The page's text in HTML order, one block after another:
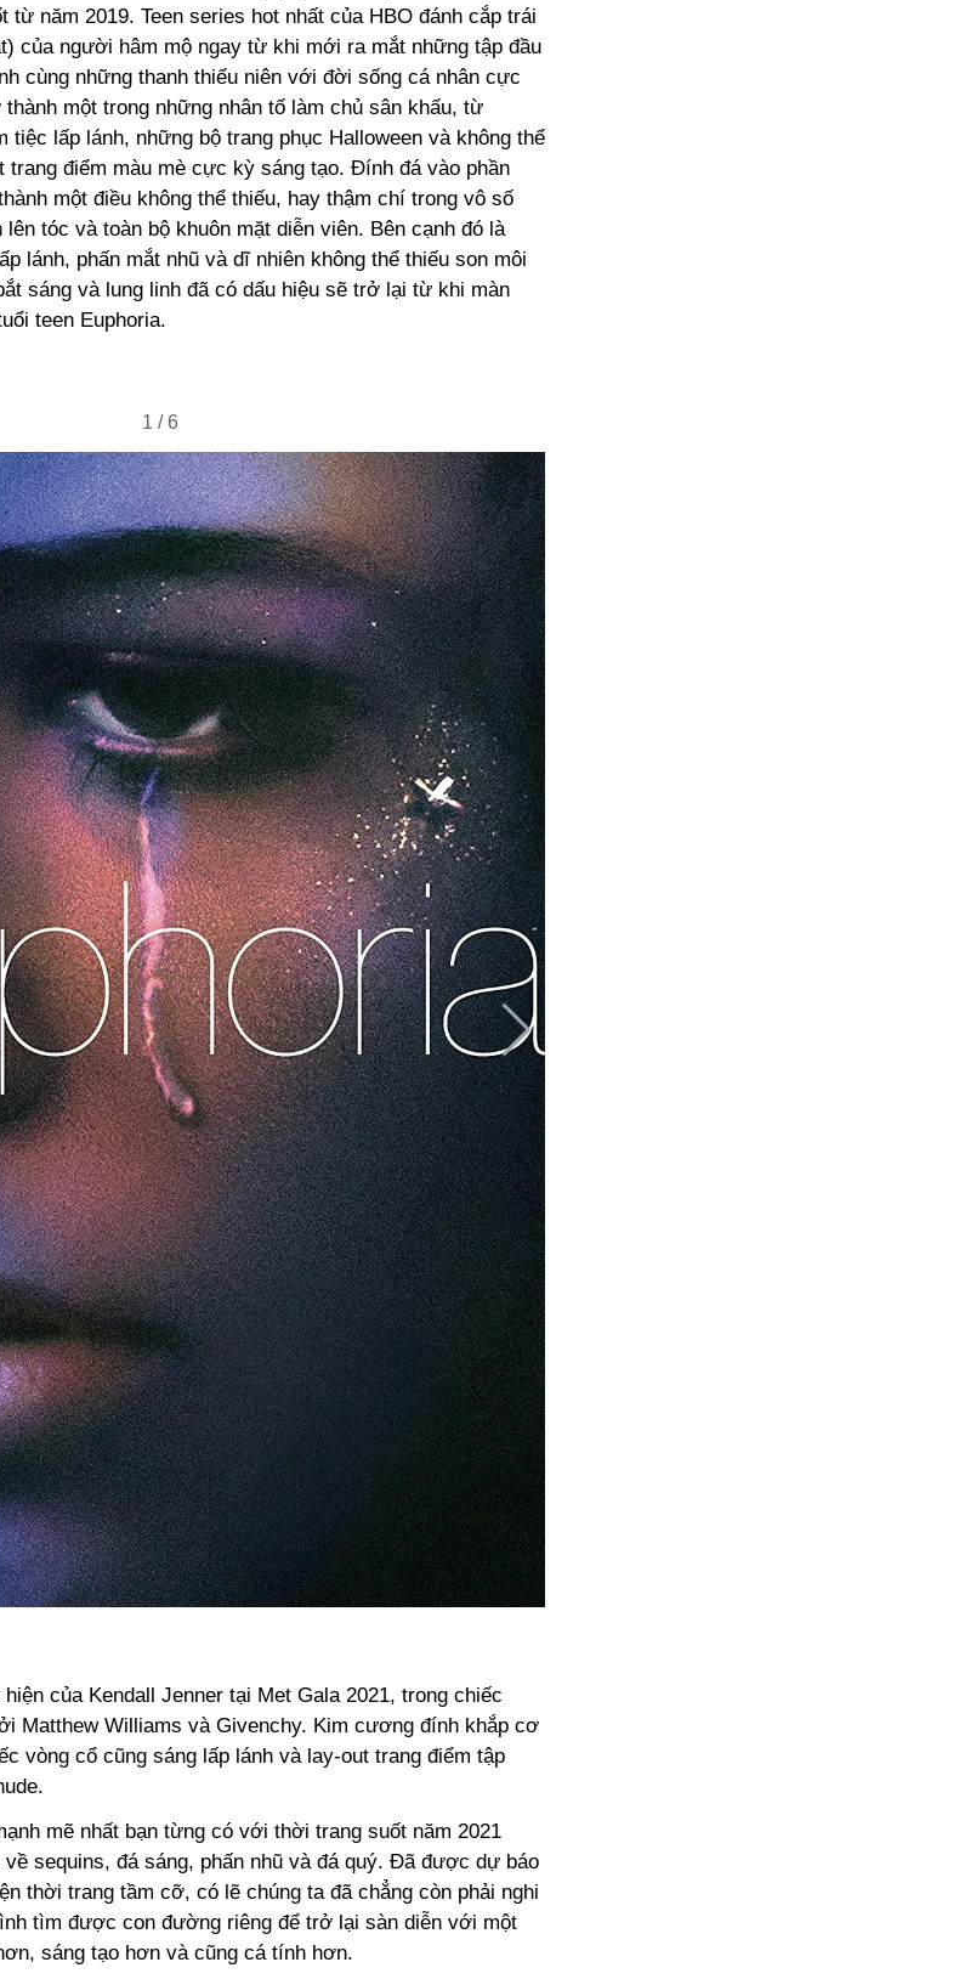
từ năm 2019. Teen series hot nhất của HBO đánh cắp trái
của người hâm mộ ngay từ khi mới ra mắt những tập đầu
cùng những thanh thiếu niên với đời sống cá nhân cực
một trong những nhân tố làm chủ sân khấu, từ
tiệc lấp lánh, những bộ trang phục Halloween và không thể
trang điểm màu mè cực kỳ sáng tạo. Đính đá vào phần
một điều không thể thiếu, hay thậm chí trong vô số
tóc và toàn bộ khuôn mặt diễn viên. Bên cạnh đó là
lánh, phấn mắt nhũ và dĩ nhiên không thể thiếu son môi
sáng và lung linh đã có dấu hiệu sẽ trở lại từ khi màn
teen Euphoria.
1 /6
của Kendall Jenner tại Met Gala 2021, trong chiếc
Matthew Williams và Givenchy. Kim cương đính khắp cơ
vòng cổ cũng sáng lấp lánh và lay-out trang điểm tập
mẽ nhất bạn từng có với thời trang suốt năm 2021
sequins, đá sáng, phấn nhũ và đá quý. Đã được dự báo
thời trang tầm cỡ, có lẽ chúng ta đã chẳng còn phải nghi
tìm được con đường riêng để trở lại sàn diễn với một
sáng tạo hơn và cũng cá tính hơn.